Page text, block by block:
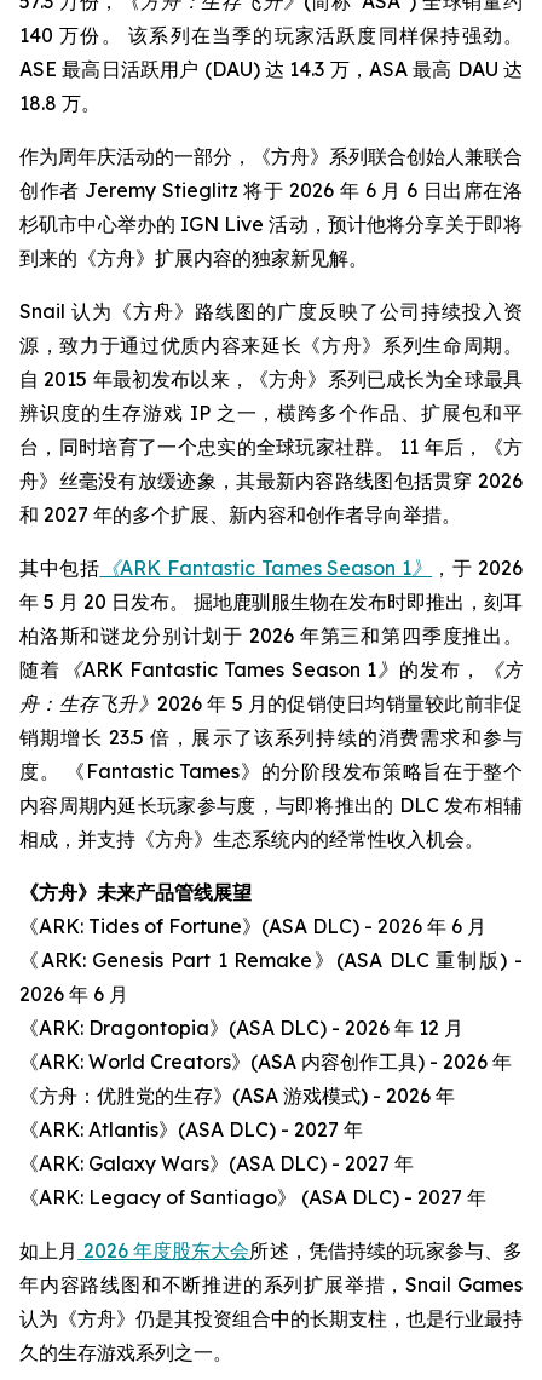
140 万份。 该系列在当季的玩家活跃度同样保持强劲。
ASE 最高日活跃用户 (DAU) 达 14.3 万，ASA 最高 DAU 达
18.8 万。
作为周年庆活动的一部分，《方舟》系列联合创始人兼联合
创作者 Jeremy Stieglitz 将于 2026 年 6 月 6 日出席在洛
杉矶市中心举办的 IGN Live 活动，预计他将分享关于即将
到来的《方舟》扩展内容的独家新见解。
Snail 认为《方舟》路线图的广度反映了公司持续投入资
源，致力于通过优质内容来延长《方舟》系列生命周期。
自 2015 年最初发布以来，《方舟》系列已成长为全球最具
辨识度的生存游戏 IP 之一，横跨多个作品、扩展包和平
台，同时培育了一个忠实的全球玩家社群。 11 年后，《方
舟》丝毫没有放缓迹象，其最新内容路线图包括贯穿 2026
和 2027 年的多个扩展、新内容和创作者导向举措。
其中包括 《ARK Fantastic Tames Season 1》
，于 2026
年 5 月 20 日发布。 掘地鹿驯服生物在发布时即推出，刻耳
柏洛斯和谜龙分别计划于 2026 年第三和第四季度推出。
随着 《ARK Fantastic Tames Season 1》 的发布，
《方
舟：生存飞升》 2026 年 5 月的促销使日均销量较此前非促
销期增长 23.5 倍，展示了该系列持续的消费需求和参与
度。 《Fantastic Tames》的分阶段发布策略旨在于整个
内容周期内延长玩家参与度，与即将推出的 DLC 发布相辅
相成，并支持《方舟》生态系统内的经常性收入机会。
《方舟》未来产品管线展望
《ARK: Tides of Fortune》(ASA DLC) - 2026 年 6 月
《ARK: Genesis Part 1 Remake》(ASA DLC 重制版) -
2026 年 6 月
《ARK: Dragontopia》(ASA DLC) - 2026 年 12 月
《ARK: World Creators》(ASA 内容创作工具) - 2026 年
《方舟：优胜党的生存》(ASA 游戏模式) - 2026 年
《ARK: Atlantis》(ASA DLC) - 2027 年
《ARK: Galaxy Wars》(ASA DLC) - 2027 年
《ARK: Legacy of Santiago》 (ASA DLC) - 2027 年
如上月 2026 年度股东大会所述，凭借持续的玩家参与、多
年内容路线图和不断推进的系列扩展举措，Snail Games
认为《方舟》仍是其投资组合中的长期支柱，也是行业最持
久的生存游戏系列之一。